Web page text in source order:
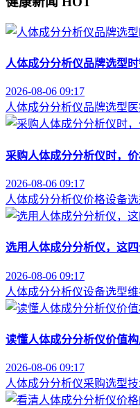
人体成分分析仪品牌选型
2026-08-06 09:17
人体成分分析仪品牌选型
采购人体成分分析仪时，
2026-08-06 09:17
人体成分分析仪价格设备
选用人体成分分析仪，这
2026-08-06 09:17
人体成分分析仪设备选型
读懂人体成分分析仪价值
2026-08-06 09:17
人体成分分析仪采购选型